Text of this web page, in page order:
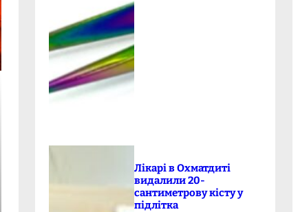
Лікарі в Охматдиті
видалили 20-
сантиметрову кісту у
підлітка